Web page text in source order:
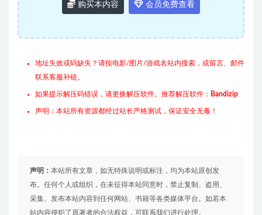
购买本内容 会员免费查看
地址失效或码缺失？请按电影/图片/游戏名站内搜索，或留言、邮件
联系客服补链。
如果提示解压码错误，请更换解压软件。推荐解压软件： Bandizip
声明：本站所有资源都经过站长严格测试，保证安全无毒！
声明： 本站所有文章，如无特殊说明或标注，均为本站原创发
布。任何个人或组织，在未征得本站同意时，禁止复制、盗用、
采集、发布本站内容到任何网站、书籍等各类媒体平台。如若本
站内容侵犯了原著者的合法权益，可联系我们进行处理。